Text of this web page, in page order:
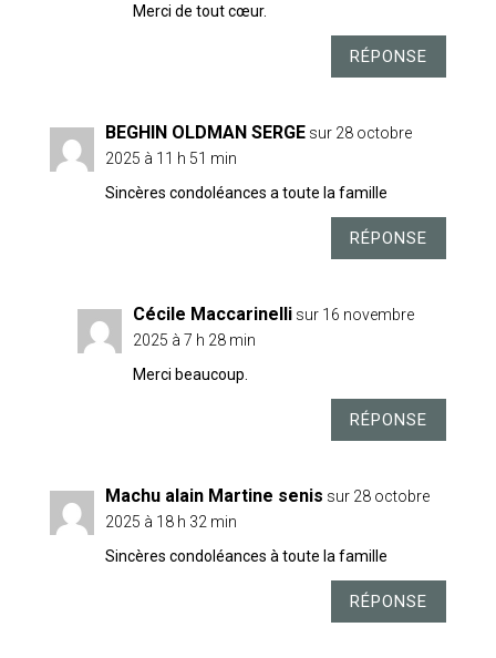
Merci de tout cœur.
RÉPONSE
BEGHIN OLDMAN SERGE sur 28 octobre
2025 à 11 h 51 min
Sincères condoléances a toute la famille
RÉPONSE
Cécile Maccarinelli sur 16 novembre
2025 à 7 h 28 min
Merci beaucoup.
RÉPONSE
Machu alain Martine senis sur 28 octobre
2025 à 18 h 32 min
Sincères condoléances à toute la famille
RÉPONSE